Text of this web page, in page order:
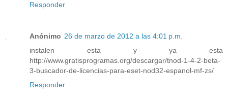
Responder
Anónimo 26 de marzo de 2012 a las 4:01 p.m.
instalen esta y ya esta
http://www.gratisprogramas.org/descargar/tnod-1-4-2-beta-
3-buscador-de-licencias-para-eset-nod32-espanol-mf-zs/
Responder